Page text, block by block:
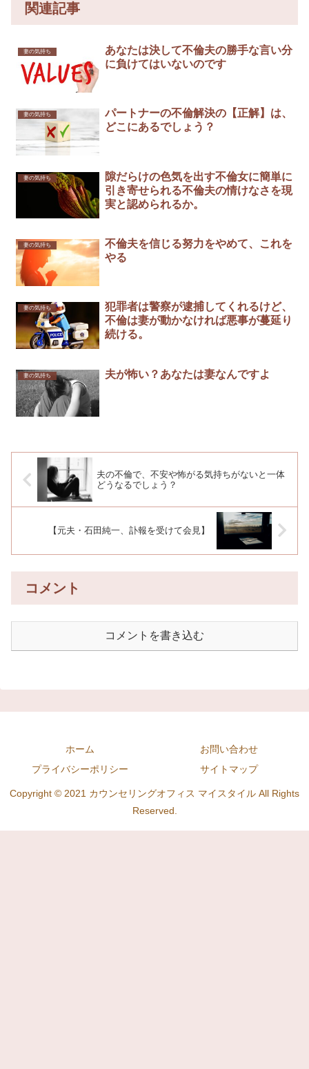
関連記事
妻の気持ち
あなたは決して不倫夫の勝手な言い分
に負けてはいないのです
妻の気持ち
パートナーの不倫解決の【正解】は、
どこにあるでしょう？
妻の気持ち
隙だらけの色気を出す不倫女に簡単に
引き寄せられる不倫夫の情けなさを現
実と認められるか。
妻の気持ち
不倫夫を信じる努力をやめて、これを
やる
妻の気持ち
犯罪者は警察が逮捕してくれるけど、
不倫は妻が動かなければ悪事が蔓延り
続ける。
妻の気持ち 夫が怖い？あなたは妻なんですよ
夫の不倫で、不安や怖がる気持ちがないと一体
どうなるでしょう？
【元夫・石田純一、訃報を受けて会見】
コメント
コメントを書き込む
ホーム
お問い合わせ
プライバシーポリシー
サイトマップ
Copyright © 2021 カウンセリングオフィス マイスタイル All Rights
Reserved.